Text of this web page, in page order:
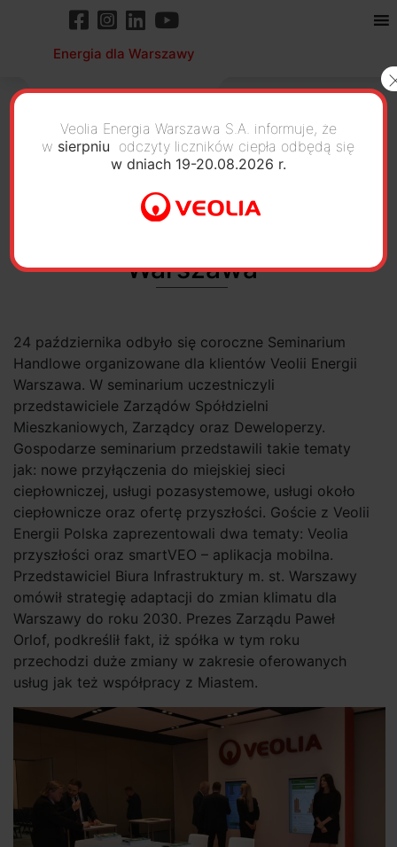
Energia dla Warszawy
Handlowe Veolii Energii
Warszawa
24 października odbyło się coroczne Seminarium
Handlowe organizowane dla klientów Veolii Energii
Warszawa. W seminarium uczestniczyli
przedstawiciele Zarządów Spółdzielni
Mieszkaniowych, Zarządcy oraz Deweloperzy.
Gospodarze seminarium przedstawili takie tematy
jak: nowe przyłączenia do miejskiej sieci
ciepłowniczej, usługi pozasystemowe, usługi około
ciepłownicze oraz ofertę przyszłości. Goście z Veolii
Energii Polska zaprezentowali dwa tematy: Veolia
przyszłości oraz smartVEO – aplikacja mobilna.
Przedstawiciel Biura Infrastruktury m. st. Warszawy
omówił strategię adaptacji do zmian klimatu dla
Warszawy do roku 2030. Prezes Zarządu Paweł
Orlof, podkreślił fakt, iż spółka w tym roku
przechodzi duże zmiany w zakresie oferowanych
usług jak też współpracy z Miastem.
Veolia Energia Warszawa S.A. informuje, że
w sierpniu odczyty liczników ciepła odbędą się
w dniach 19-20.08.2026 r.